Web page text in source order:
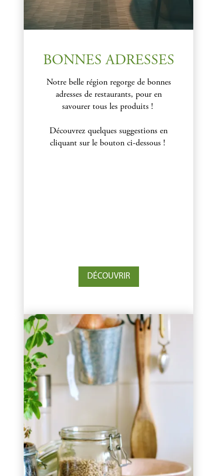
BONNES ADRESSES
Notre belle région regorge de bonnes
adresses de restaurants, pour en
savourer tous les produits !
Découvrez quelques suggestions en
cliquant sur le bouton ci-dessous !
DÉCOUVRIR